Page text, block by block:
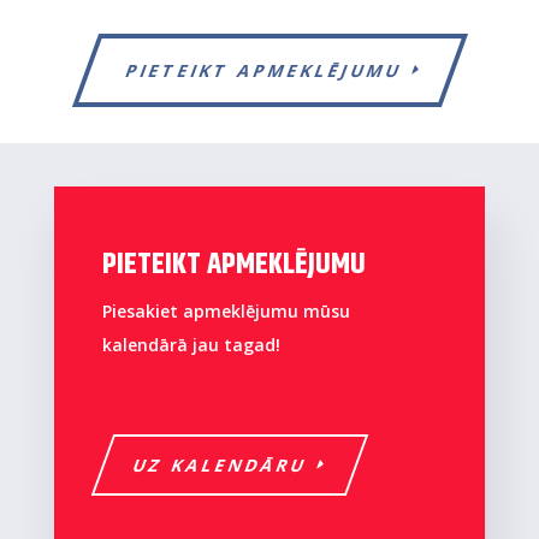
PIETEIKT APMEKLĒJUMU
PIETEIKT APMEKLĒJUMU
Piesakiet apmeklējumu mūsu
kalendārā jau tagad!
UZ KALENDĀRU